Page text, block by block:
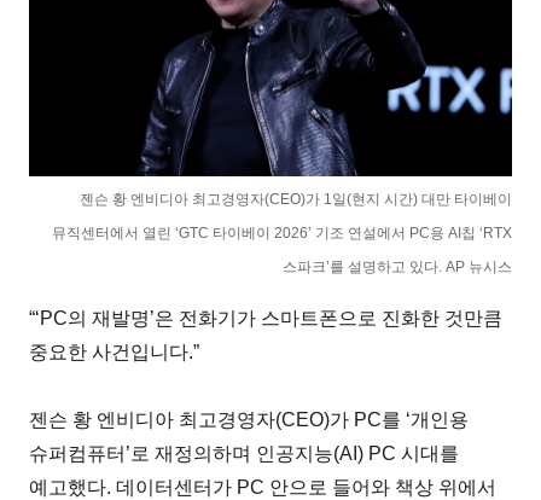
젠슨 황 엔비디아 최고경영자(CEO)가 1일(현지 시간) 대만 타이베이
뮤직센터에서 열린 ‘GTC 타이베이 2026’ 기조 연설에서 PC용 AI칩 ‘RTX
스파크’를 설명하고 있다. AP 뉴시스
“‘PC의 재발명’은 전화기가 스마트폰으로 진화한 것만큼
중요한 사건입니다.”
젠슨 황 엔비디아 최고경영자(CEO)가 PC를 ‘개인용
슈퍼컴퓨터’로 재정의하며 인공지능(AI) PC 시대를
예고했다. 데이터센터가 PC 안으로 들어와 책상 위에서